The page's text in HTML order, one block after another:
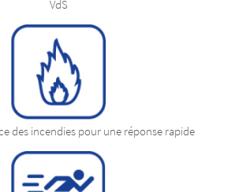
VdS
des incendies pour une réponse rapide